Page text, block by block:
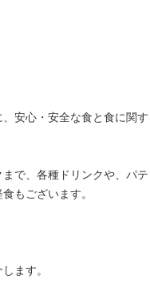
安心・安全な食と食に関
で、各種ドリンクや、パ
もございます。
ます。